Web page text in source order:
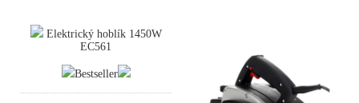
Elektrický hoblík 1450W
EC561
Bestseller